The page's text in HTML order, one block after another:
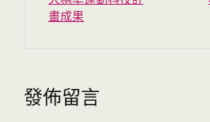
畫成果
發佈留言